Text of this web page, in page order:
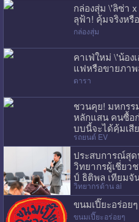
กล่องสุ่ม \'ลิซ่า
ลุฟ้า! คุ้มจริงหรื
กล่องสุ่ม
คาเฟ่ใหม่ \'น้อง
แฟหรือขายภา
ดารา
ชวนคุย! มหกร
หลักแสน คนซื้อ
บบนี้จะได้คุ้มเสี
รถยนต์ EV
ประสบการณ์สุด
วิทยากรผู้เชี่ยว
ป์ ธิติพล เทียมจั
ไปเลย
วิทยากรด้าน ai
ขนมเปี๊ยะอร่อยๆ
ขนมเปี๊ยะอร่อยๆ